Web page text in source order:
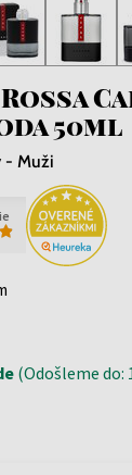
50ml
- Muži
(Odošleme do: